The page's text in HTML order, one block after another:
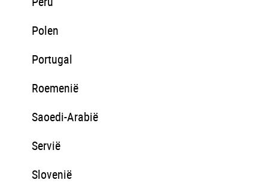
Polen
Portugal
Roemenië
Saoedi-Arabië
Servië
Slovenië